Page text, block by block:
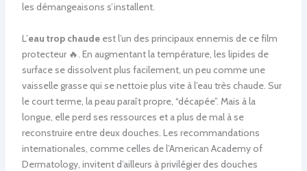
les démangeaisons s’installent.
L’eau trop chaudeest l’un des principaux ennemis de ce film
protecteur 🔥. En augmentant la température, les lipides de
surface se dissolvent plus facilement, un peu comme une
vaisselle grasse qui se nettoie plus vite à l’eau très chaude. Sur
le court terme, la peau paraît propre, “décapée”. Mais à la
longue, elle perd ses ressources et a plus de mal à se
reconstruire entre deux douches. Les recommandations
internationales, comme celles de l’American Academy of
Dermatology, invitent d’ailleurs à privilégier des douches